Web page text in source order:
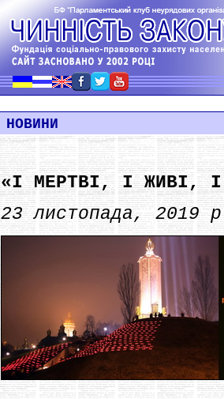
НОВИНИ
«І МЕРТВІ, І ЖИВІ, І
23 листопада, 2019